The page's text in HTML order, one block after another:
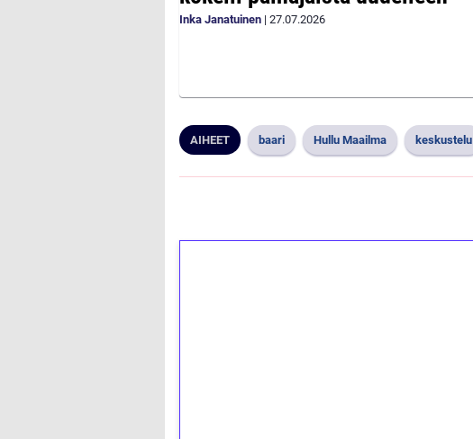
Inka Janatuinen | 27.07.2026
AIHEET baari Hullu Maailma keskustelu